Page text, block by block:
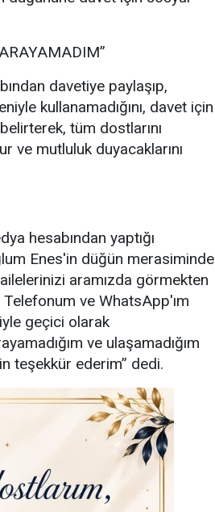
davetiye paylaşıp,
kullanamadığını, davet için
tüm dostlarını
ve mutluluk duyacaklarını
hesabından yaptığı
Enes'in düğün merasiminde
aramızda görmekten
ve WhatsApp'ım
geçici olarak
ve ulaşamadığım
teşekkür ederim” dedi.